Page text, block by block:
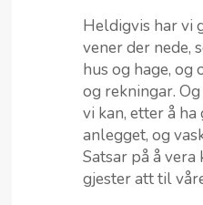
Heldigvis har vi
vener der nede,
hus og hage, og
og rekningar.
vi kan, etter å
anlegget, og
Satsar på å
gjester att til